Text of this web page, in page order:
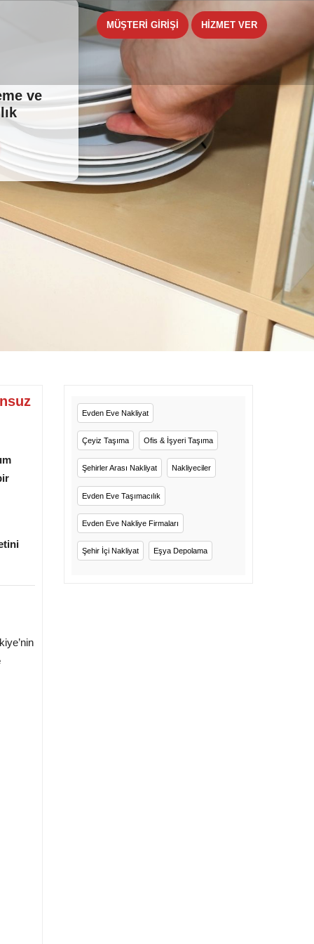
MÜŞTERİ GİRİŞİ HİZMET VER
ve
Evden Eve Nakliyat
Çeyiz Taşıma Ofis & İşyeri Taşıma
Şehirler Arası Nakliyat Nakliyeciler
Evden Eve Taşımacılık
Evden Eve Nakliye Firmaları
Şehir İçi Nakliyat Eşya Depolama